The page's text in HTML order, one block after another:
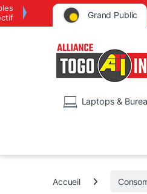
Grand Public
Laptops &
Accueil